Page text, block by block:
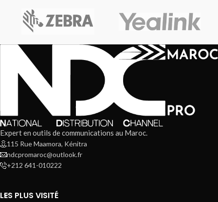
Expert en outils de communications au Maroc.
115 Rue Maamora, Kénitra
ndcpromaroc@outlook.fr
+212 641-010222
LES PLUS VISITÉ